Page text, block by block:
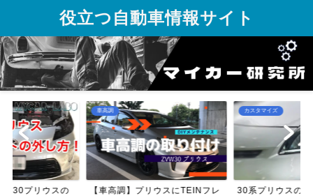
役立つ自動車情報サイト
】30プリウスの
車高調
【車高調】プリウスにTEINフレ
カスタマイズ
30系プリウスの